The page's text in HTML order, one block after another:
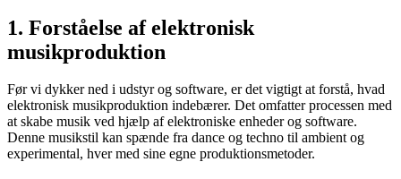
1. Forståelse af elektronisk
musikproduktion
Før vi dykker ned i udstyr og software, er det vigtigt at forstå, hvad
elektronisk musikproduktion indebærer. Det omfatter processen med
at skabe musik ved hjælp af elektroniske enheder og software.
Denne musikstil kan spænde fra dance og techno til ambient og
experimental, hver med sine egne produktionsmetoder.